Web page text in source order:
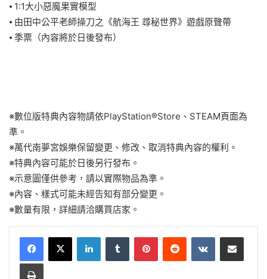
⦁ 1:1大小惡魔果實模型
⦁ 由田中公平老師操刀之《航海王 尋秘世界》遊戲原聲帶
⦁ 季票（內容將於日後發布）
※數位版特典內容物請依PlayStation®Store、STEAM頁面為
準。
※萬代南夢宮娛樂保留變更、修改、取消特典內容的權利。
※特典內容可能於日後另行發布。
※示意圖僅供參考，請以實際物品為準。
※內容、樣式可能未經告知有部分變更。
※數量有限，詳細請洽購買店家。
LinkedInTumblr PinterestReddit VKontakteShare via Email
Print